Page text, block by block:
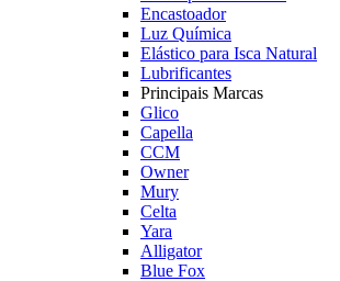
Encastoador
Luz Química
Elástico para Isca Natural
Lubrificantes
Principais Marcas
Glico
Capella
CCM
Owner
Mury
Celta
Yara
Alligator
Blue Fox